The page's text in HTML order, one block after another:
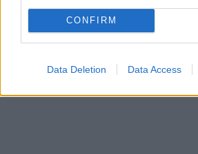
CONFIRM
Data Deletion Data Access